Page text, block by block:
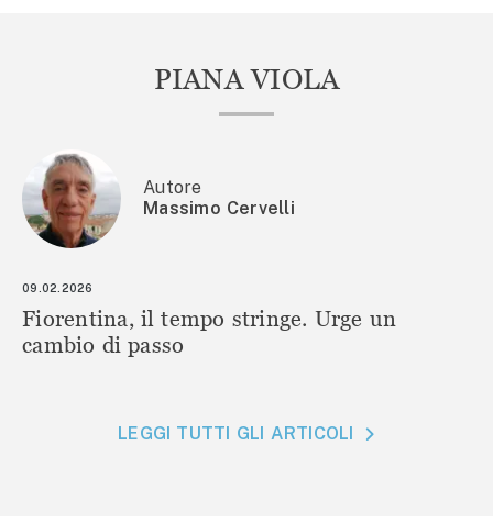
PIANA VIOLA
Autore
Massimo Cervelli
09.02.2026
Fiorentina, il tempo stringe. Urge un
cambio di passo
LEGGI TUTTI GLI ARTICOLI